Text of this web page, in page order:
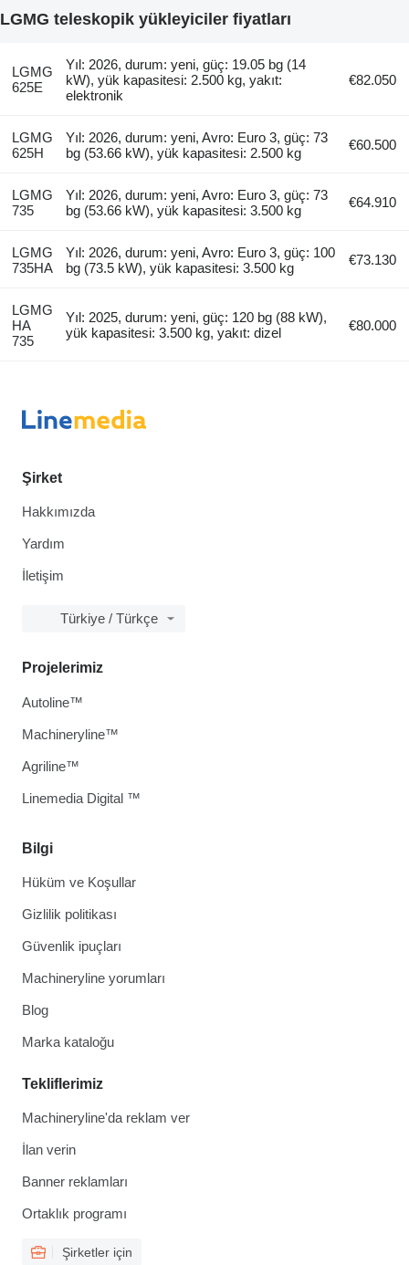
LGMG teleskopik yükleyiciler fiyatları
LGMG
625E
Yıl: 2026, durum: yeni, güç: 19.05 bg (14
kW), yük kapasitesi: 2.500 kg, yakıt:
elektronik
€82.050
LGMG
625H
Yıl: 2026, durum: yeni, Avro: Euro 3, güç: 73
bg (53.66 kW), yük kapasitesi: 2.500 kg
€60.500
LGMG
735
Yıl: 2026, durum: yeni, Avro: Euro 3, güç: 73
bg (53.66 kW), yük kapasitesi: 3.500 kg
€64.910
LGMG
735HA
Yıl: 2026, durum: yeni, Avro: Euro 3, güç: 100
bg (73.5 kW), yük kapasitesi: 3.500 kg
€73.130
LGMG
HA
735
Yıl: 2025, durum: yeni, güç: 120 bg (88 kW),
yük kapasitesi: 3.500 kg, yakıt: dizel
€80.000
Şirket
Hakkımızda
Yardım
İletişim
Türkiye / Türkçe
Bilgi
Hüküm ve Koşullar
Gizlilik politikası
Güvenlik ipuçları
Machineryline yorumları
Blog
Marka kataloğu
Tekliflerimiz
Machineryline'da reklam ver
İlan verin
Banner reklamları
Ortaklık programı
Şirketler için
Projelerimiz
Autoline™
Machineryline™
Agriline™
Linemedia Digital ™